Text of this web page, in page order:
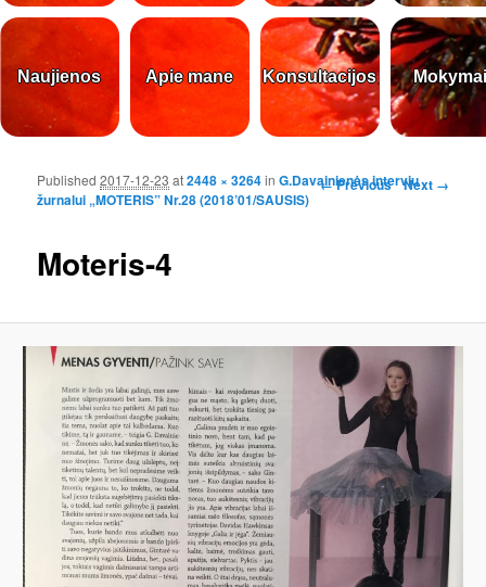
Naujienos Apie mane Konsultacijos Mokymai
Image navigation ← Previous Next →
Moteris-4
Published2017-12-23 at2448 × 3264inG.Davainienės interviu
žurnalui „MOTERIS” Nr.28 (2018’01/SAUSIS)